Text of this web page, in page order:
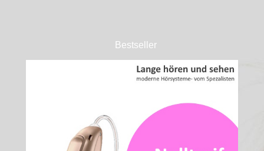
Bestseller